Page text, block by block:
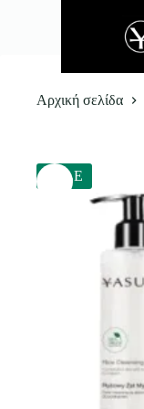
Αρχική σελίδα
SALE